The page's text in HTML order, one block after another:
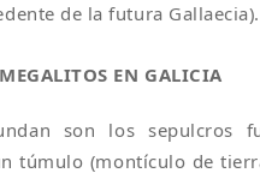
de la futura Gallaecia).
MEGALITOS EN GALICIA
son los sepulcros
túmulo (montículo de